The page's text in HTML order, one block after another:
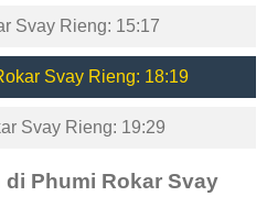
Svay Rieng: 15:17
Svay Rieng: 18:19
Svay Rieng: 19:29
Phumi Rokar Svay